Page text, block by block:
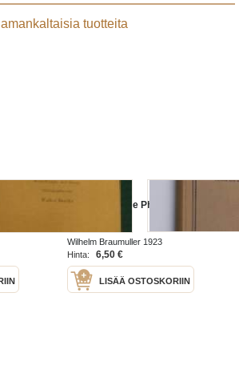
tuotteita
(mit
und
Einleitung in die Philosophie
Wilhelm Braumuller 1923
Hinta:
6,50 €
LISÄÄ OSTOSKORIIN